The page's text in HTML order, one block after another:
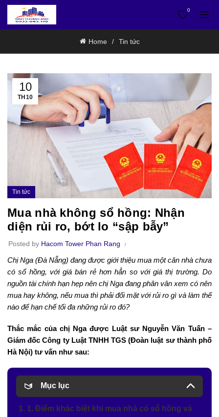
0
Home Tin tức
10
TH10
Tin tức
Mua nhà không sổ hồng: Nhận
diện rủi ro, bớt lo “sập bẫy”
Posted by Hacom Tower Phan Rang
Chị Nga (Đà Nẵng) đang được giới thiệu mua một căn nhà chưa
có sổ hồng, với giá bán rẻ hơn hẳn so với giá thị trường. Do
nguồn tài chính hạn hẹp nên chị Nga đang phân vân xem có nên
mua hay không, nếu mua thì phải đối mặt với rủi ro gì và làm thế
nào để hạn chế tối đa những rủi ro đó?
Thắc mắc của chị Nga được Luật sư Nguyễn Văn Tuấn –
Giám đốc Công ty Luật TNHH TGS (Đoàn luật sư thành phố
Hà Nội) tư vấn như sau:
Mục lục
1. 1. Điểm khác biệt khi mua nhà có sổ hồng và